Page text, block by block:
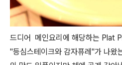
드디어 메인요리에 해당하는 Plat
"등심스테이크와 감자퓨레"가 나왔